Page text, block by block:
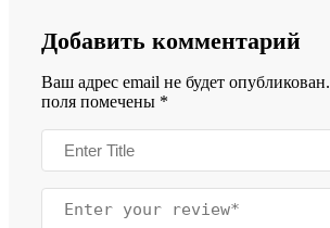
Добавить комментарий
Ваш адрес email не будет опубликован.
поля помечены *